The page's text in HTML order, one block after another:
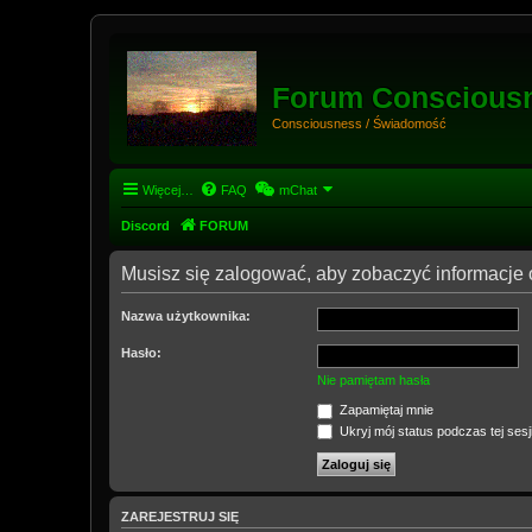
Forum
Consciousness / Świadomość
Więcej… FAQ mChat
Discord FORUM
Musisz się zalogować, aby zobaczyć informacje
Nazwa użytkownika:
Hasło:
Nie pamiętam hasła
Zapamiętaj mnie
Ukryj mój status podczas tej sesji
ZAREJESTRUJ SIĘ